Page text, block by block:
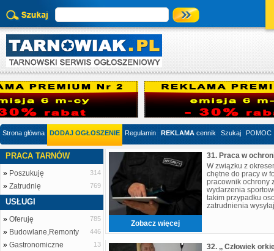
Strona główna DODAJ OGŁOSZENIE Regulamin REKLAMA cennik Szukaj POMOC
PRACA TARNÓW
» Poszukuję 314
» Zatrudnię 769
USŁUGI
» Oferuję 785
» Budowlane,Remonty 446
» Gastronomiczne 13
Zobacz więcej
W związku z
chętne do pracy w
pracownik ochrony
wydarzenia
takim przypadku
zatrudnienia
32. ,, Człowiek